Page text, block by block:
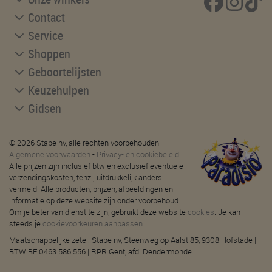
Contact
Service
Shoppen
Geboortelijsten
Keuzehulpen
Gidsen
© 2026 Stabe nv, alle rechten voorbehouden.
Algemene voorwaarden - Privacy- en cookiebeleid
Alle prijzen zijn inclusief btw en exclusief eventuele
verzendingskosten, tenzij uitdrukkelijk anders
vermeld. Alle producten, prijzen, afbeeldingen en
informatie op deze website zijn onder voorbehoud.
Om je beter van dienst te zijn, gebruikt deze website cookies. Je kan
steeds je cookievoorkeuren aanpassen.
Maatschappelijke zetel: Stabe nv, Steenweg op Aalst 85, 9308 Hofstade |
BTW BE 0463.586.556 | RPR Gent, afd. Dendermonde